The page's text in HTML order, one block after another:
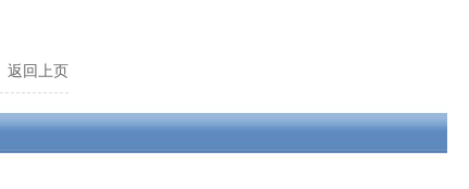
返回上页